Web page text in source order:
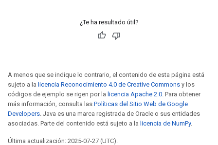
¿Te ha resultado útil?
A menos que se indique lo contrario, el contenido de esta página está
sujeto a la licencia Reconocimiento 4.0 de Creative Commons y los
códigos de ejemplo se rigen por la licencia Apache 2.0. Para obtener
más información, consulta las Políticas del Sitio Web de Google
Developers. Java es una marca registrada de Oracle o sus entidades
asociadas. Parte del contenido está sujeto a la licencia de NumPy.
Última actualización: 2025-07-27 (UTC).